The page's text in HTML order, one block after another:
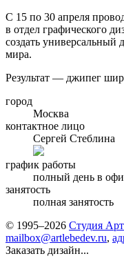
C 15 по 30 апреля
в отдел графического
создать универсальный
мира.
Результат — джипег
город
Москва
контактное лицо
Сергей Стеблина
график работы
полный день в
занятость
полная занятость
© 1995–2026 Студия
mailbox@artlebedev.ru,
Заказать дизайн...